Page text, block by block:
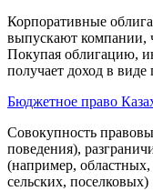
Корпоративные
выпускают компании,
Покупая облигацию,
получает доход в виде
Бюджетное право
Совокупность
поведения),
(например,
сельских, поселковых)